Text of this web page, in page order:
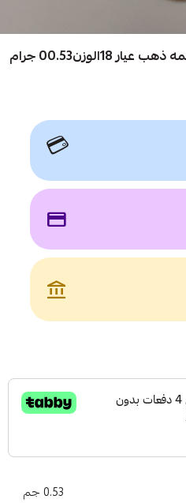
جرام
💳
payment
account_balance
0.53 جم